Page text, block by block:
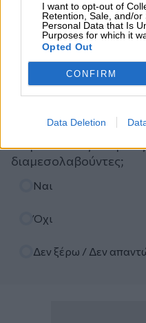
I want to opt-out of
Retention, Sale, and/or
Personal Data that Is
Purposes for which it
Opted Out
CONFIRM
Data Deletion
Ψηφοφορία
Πιστεύετε ότι τα
ΕΣΑΠΕ (ΠΣΣΑΣ)-ΣΕΜΑ-
αποτελεσματικότητα
ασφαλιστικές
διαμεσολαβούντες;
Ναι
Όχι
Δεν ξέρω / Δεν